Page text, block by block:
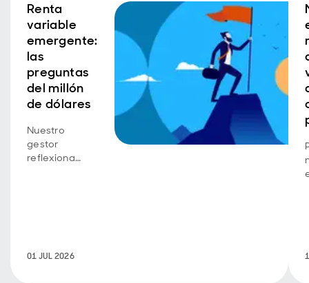
Renta
variable
emergente:
las
preguntas
del millón
de dólares
Nuestro
gestor
reflexiona
nuestra
01 JUL 2026